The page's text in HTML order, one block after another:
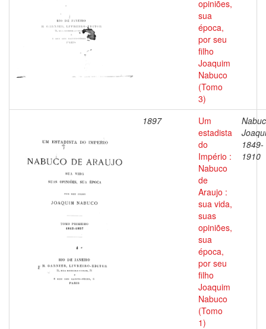
opiniões,
sua
época,
por seu
filho
Joaquim
Nabuco
(Tomo
3)
1897
Um
estadista
do
Império :
Nabuco
de
Araujo :
sua vida,
suas
opiniões,
sua
época,
por seu
filho
Joaquim
Nabuco
(Tomo
1)
1849-
1910